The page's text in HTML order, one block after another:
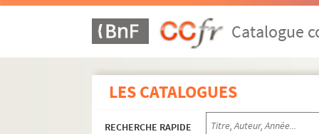
Catalogue
LES CATALOGUES
RECHERCHE RAPIDE